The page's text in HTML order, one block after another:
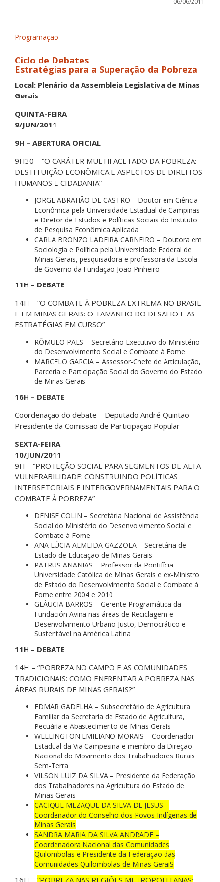
Programação
Ciclo de Debates
Estratégias para a Superação da Pobreza
Local: Plenário da Assembleia Legislativa de Minas
Gerais
QUINTA-FEIRA
9/JUN/2011
9H – ABERTURA OFICIAL
9H30 – “O CARÁTER MULTIFACETADO DA POBREZA:
DESTITUIÇÃO ECONÔMICA E ASPECTOS DE DIREITOS
HUMANOS E CIDADANIA”
JORGE ABRAHÃO DE CASTRO – Doutor em Ciência
Econômica pela Universidade Estadual de Campinas
e Diretor de Estudos e Políticas Sociais do Instituto
de Pesquisa Econômica Aplicada
CARLA BRONZO LADEIRA CARNEIRO – Doutora em
Sociologia e Política pela Universidade Federal de
Minas Gerais, pesquisadora e professora da Escola
de Governo da Fundação João Pinheiro
11H – DEBATE
14H – “O COMBATE À POBREZA EXTREMA NO BRASIL
E EM MINAS GERAIS: O TAMANHO DO DESAFIO E AS
ESTRATÉGIAS EM CURSO”
RÔMULO PAES – Secretário Executivo do Ministério
do Desenvolvimento Social e Combate à Fome
MARCELO GARCIA – Assessor-Chefe de Articulação,
Parceria e Participação Social do Governo do Estado
de Minas Gerais
16H – DEBATE
Coordenação do debate – Deputado André Quintão –
Presidente da Comissão de Participação Popular
SEXTA-FEIRA
10/JUN/2011
9H – “PROTEÇÃO SOCIAL PARA SEGMENTOS DE ALTA
VULNERABILIDADE: CONSTRUINDO POLÍTICAS
INTERSETORIAIS E INTERGOVERNAMENTAIS PARA O
COMBATE À POBREZA”
DENISE COLIN – Secretária Nacional de Assistência
Social do Ministério do Desenvolvimento Social e
Combate à Fome
ANA LÚCIA ALMEIDA GAZZOLA – Secretária de
Estado de Educação de Minas Gerais
PATRUS ANANIAS – Professor da Pontifícia
Universidade Católica de Minas Gerais e ex-Ministro
de Estado do Desenvolvimento Social e Combate à
Fome entre 2004 e 2010
GLÁUCIA BARROS – Gerente Programática da
Fundación Avina nas áreas de Reciclagem e
Desenvolvimento Urbano Justo, Democrático e
Sustentável na América Latina
11H – DEBATE
14H – “POBREZA NO CAMPO E AS COMUNIDADES
TRADICIONAIS: COMO ENFRENTAR A POBREZA NAS
ÁREAS RURAIS DE MINAS GERAIS?”
EDMAR GADELHA – Subsecretário de Agricultura
Familiar da Secretaria de Estado de Agricultura,
Pecuária e Abastecimento de Minas Gerais
WELLINGTON EMILIANO MORAIS – Coordenador
Estadual da Via Campesina e membro da Direção
Nacional do Movimento dos Trabalhadores Rurais
Sem-Terra
VILSON LUIZ DA SILVA – Presidente da Federação
dos Trabalhadores na Agricultura do Estado de
Minas Gerais
CACIQUE MEZAQUE DA SILVA DE JESUS –
Coordenador do Conselho dos Povos Indígenas de
Minas Gerais
SANDRA MARIA DA SILVA ANDRADE –
Coordenadora Nacional das Comunidades
Quilombolas e Presidente da Federação das
Comunidades Quilombolas de Minas GeraiS
16H – “POBREZA NAS REGIÕES METROPOLITANAS: